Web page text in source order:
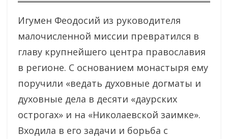
Игумен Феодосий из руководителя
малочисленной миссии превратился в
главу крупнейшего центра православия
в регионе. С основанием монастыря ему
поручили «ведать духовные догматы и
духовные дела в десяти «даурских
острогах» и на «Николаевской заимке».
Входила в его задачи и борьба с